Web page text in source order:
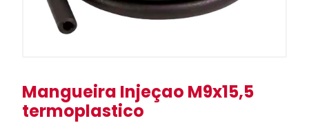
Mangueira Injeçao M9x15,5
termoplastico